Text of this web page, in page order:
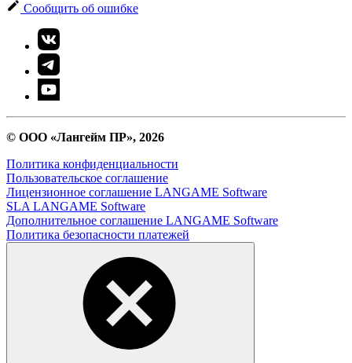
Сообщить об ошибке
© ООО «Лангейм ПР», 2026
Политика конфиденциальности
Пользовательское соглашение
Лицензионное соглашение LANGAME Software
SLA LANGAME Software
Дополнительное соглашение LANGAME Software
Политика безопасности платежей